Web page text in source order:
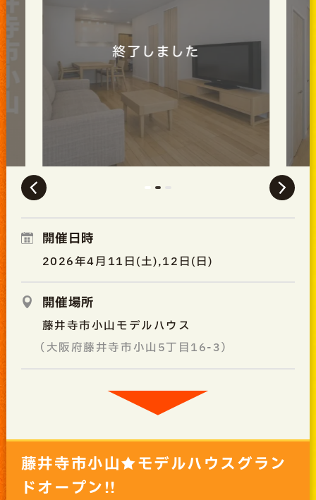
ました
開催日時
2026年4月11日(土),12日(日)
開催場所
藤井寺市小山モデルハウス
（大阪府藤井寺市小山5丁目16-3）
藤井寺市小山★モデルハウスグラン
ドオープン!!